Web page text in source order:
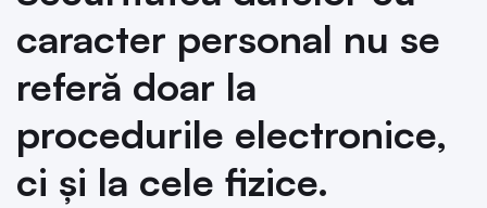
caracter personal nu se
referă doar la
procedurile electronice,
ci și la cele fizice.